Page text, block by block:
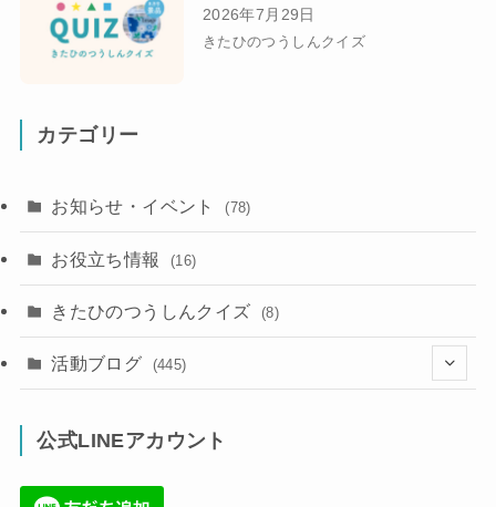
2026年7月29日
きたひのつうしんクイズ
カテゴリー
お知らせ・イベント (78)
お役立ち情報 (16)
きたひのつうしんクイズ (8)
活動ブログ (445)
公式LINEアカウント